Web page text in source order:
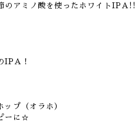
のアミノ酸を使ったホワイトIPA!!
IPA！
プ（オラホ）
ーに☆